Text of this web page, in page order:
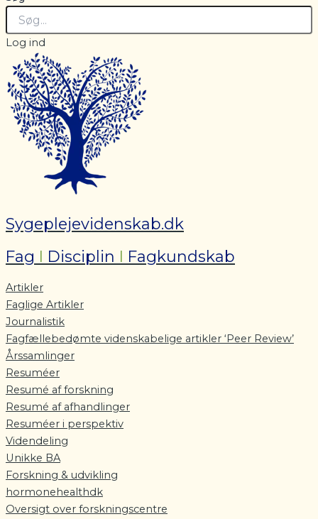
Log ind
Sygeplejevidenskab.dk
Fag I Disciplin I Fagkundskab
Artikler
Faglige Artikler
Journalistik
Fagfællebedømte videnskabelige artikler ‘Peer Review’
Årssamlinger
Resuméer
Resumé af forskning
Resumé af afhandlinger
Resuméer i perspektiv
Videndeling
Unikke BA
Forskning & udvikling
hormonehealthdk
Oversigt over forskningscentre